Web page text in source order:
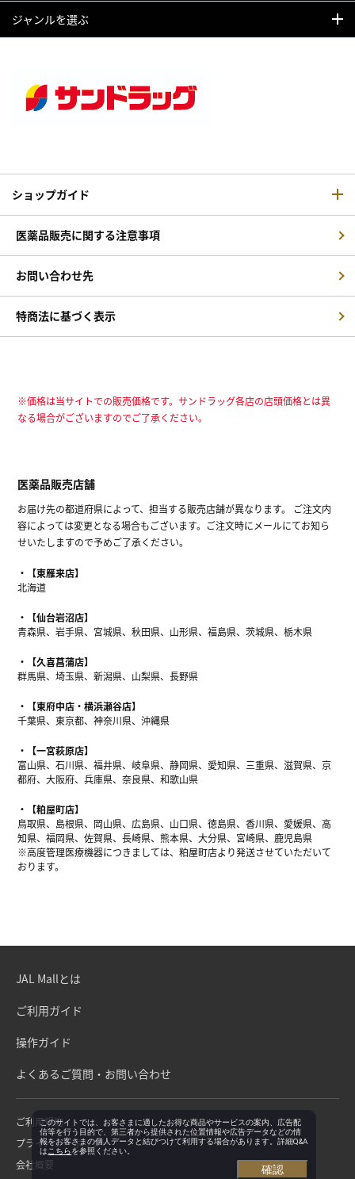
ジャンルを選ぶ
ショップガイド
医薬品販売に関する注意事項
お問い合わせ先
特商法に基づく表示
※価格は当サイトでの販売価格です。サンドラッグ各店の店頭価格とは異
なる場合がございますのでご了承ください。
医薬品販売店舗
お届け先の都道府県によって、担当する販売店舗が異なります。 ご注文内
容によっては変更となる場合もございます。ご注文時にメールにてお知ら
せいたしますので予めご了承ください。
【東雁来店】
北海道
【仙台岩沼店】
青森県、岩手県、宮城県、秋田県、山形県、福島県、茨城県、栃木県
【久喜菖蒲店】
群馬県、埼玉県、新潟県、山梨県、長野県
【東府中店・横浜瀬谷店】
千葉県、東京都、神奈川県、沖縄県
【一宮萩原店】
富山県、石川県、福井県、岐阜県、静岡県、愛知県、三重県、滋賀県、京
都府、大阪府、兵庫県、奈良県、和歌山県
【粕屋町店】
鳥取県、島根県、岡山県、広島県、山口県、徳島県、香川県、愛媛県、高
知県、福岡県、佐賀県、長崎県、熊本県、大分県、宮崎県、鹿児島県
※高度管理医療機器につきましては、粕屋町店より発送させていただいて
おります。
JAL Mallとは
ご利用ガイド
操作ガイド
よくあるご質問・お問い合わせ
ご利用規約
プライバシーポリシー
会社概要
このサイトでは、お客さまに適したお得な商品やサービスの案内、広告配
信等を行う目的で、第三者から提供された位置情報や広告データなどの情
報をお客さまの個人データと結びつけて利用する場合があります。詳細Q&A
は こちらを参照ください。
確認